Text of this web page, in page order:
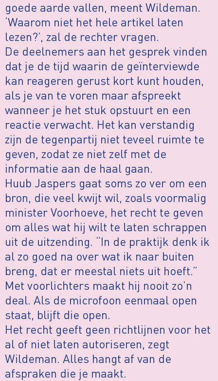
goede aarde vallen, meent Wildeman.
‘Waarom niet het hele artikel laten
lezen?’, zal de rechter vragen.
De deelnemers aan het gesprek vinden
dat je de tijd waarin de geïnterviewde
kan reageren gerust kort kunt houden,
als je van te voren maar afspreekt
wanneer je het stuk opstuurt en een
reactie verwacht. Het kan verstandig
zijn de tegenpartij niet teveel ruimte te
geven, zodat ze niet zelf met de
informatie aan de haal gaan.
Huub Jaspers gaat soms zo ver om een
bron, die veel kwijt wil, zoals voormalig
minister Voorhoeve, het recht te geven
om alles wat hij wilt te laten schrappen
uit de uitzending. “In de praktijk denk ik
al zo goed na over wat ik naar buiten
breng, dat er meestal niets uit hoeft.”
Met voorlichters maakt hij nooit zo’n
deal. Als de microfoon eenmaal open
staat, blijft die open.
Het recht geeft geen richtlijnen voor het
al of niet laten autoriseren, zegt
Wildeman. Alles hangt af van de
afspraken die je maakt.